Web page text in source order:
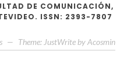
DE COMUNICACIÓN,
ISSN: 2393-7807
— Theme: JustWrite by Acosmin